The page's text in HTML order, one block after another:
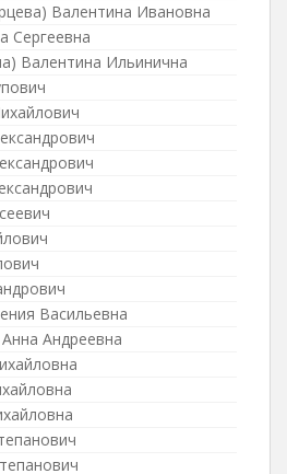
Валентина Ивановна
Сергеевна
Валентина Ильинична
Васильевна
Андреевна